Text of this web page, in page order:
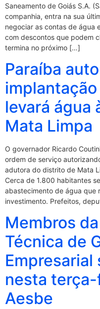
Saneamento de Goiás S.A.
companhia, entra na sua
negociar as contas de água
com descontos que podem
termina no próximo […]
Paraíba
levará água
Mata Limpa
O governador Ricardo
ordem de serviço
adutora do distrito de Mata
Cerca de 1.800 habitantes
abastecimento de água que
investimento. Prefeitos,
Membros
Técnica de
Empresarial
nesta
Aesbe